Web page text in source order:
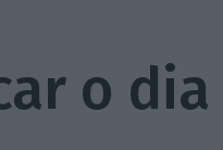
o dia